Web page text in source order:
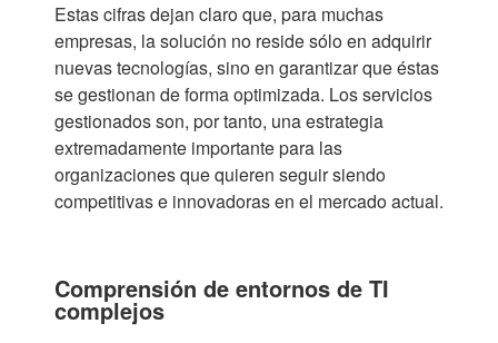
Estas cifras dejan claro que, para muchas
empresas, la solución no reside sólo en adquirir
nuevas tecnologías, sino en garantizar que éstas
se gestionan de forma optimizada. Los servicios
gestionados son, por tanto, una estrategia
extremadamente importante para las
organizaciones que quieren seguir siendo
competitivas e innovadoras en el mercado actual.
Comprensión de entornos de TI
complejos